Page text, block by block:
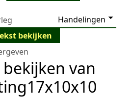
Handelingen
bekijken
van